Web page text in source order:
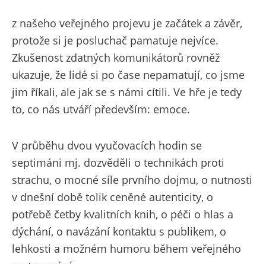
z našeho veřejného projevu je začátek a závěr,
protože si je posluchač pamatuje nejvíce.
Zkušenost zdatných komunikátorů rovněž
ukazuje, že lidé si po čase nepamatují, co jsme
jim říkali, ale jak se s námi cítili. Ve hře je tedy
to, co nás utváří především: emoce.
V průběhu dvou vyučovacích hodin se
septimáni mj. dozvěděli o technikách proti
strachu, o mocné síle prvního dojmu, o nutnosti
v dnešní době tolik ceněné autenticity, o
potřebě četby kvalitních knih, o péči o hlas a
dýchání, o navázání kontaktu s publikem, o
lehkosti a možném humoru během veřejného